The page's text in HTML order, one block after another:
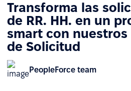
Transforma las
de RR. HH. en un
smart con nuestros
de Solicitud
PeopleForce team